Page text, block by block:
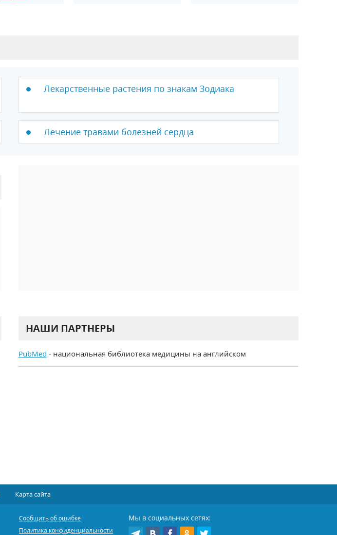
Лекарственные растения по знакам Зодиака
Лечение травами болезней сердца
НАШИ ПАРТНЕРЫ
PubMed - национальная библиотека медицины на английском
Карта сайта
Сообщить об ошибке
Политика конфиденциальности
Мы в социальных сетях: